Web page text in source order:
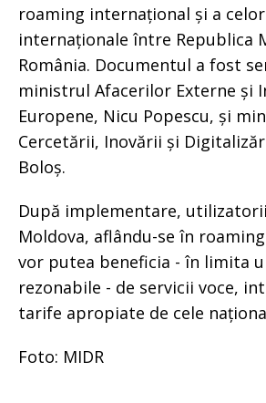
roaming internațional și a
internaționale între Republica
România. Documentul a fost
ministrul Afacerilor Externe și
Europene, Nicu Popescu, și
Cercetării, Inovării și
Boloș.
După implementare,
Moldova, aflându-se în
vor putea beneficia - în limita
rezonabile - de servicii voce,
tarife apropiate de cele
Foto: MIDR